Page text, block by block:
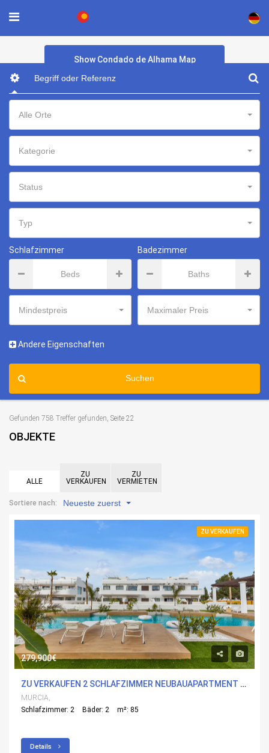
×
Show Condado de Alhama Map
Alle Orte
Kategorie
Status
Typ
Schlafzimmer Badezimmer
Mindestpreis Maximaler Preis
Andere Eigenschaften
Suchen
Gefunden 758 Treffer gefunden, Seite 22
OBJEKTE
ALLE
ZU
VERKAUFEN
ZU
VERMIETEN
Sortiere nach: Neueste zuerst
ZU VERKAUFEN
279,900€
ZU VERKAUFEN 2 SCHLAFZIMMER NEUBAUAPARTMENT IN LOS ALCÃ¡ZARES, MURCIA MIT POOL
MURCIA,
Schlafzimmer: 2
Bäder: 2 m²: 85
Details